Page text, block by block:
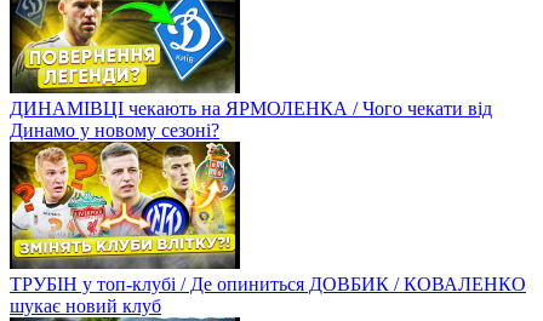
ДИНАМІВЦІ чекають на ЯРМОЛЕНКА / Чого чекати від
Динамо у новому сезоні?
ТРУБІН у топ-клубі / Де опиниться ДОВБИК / КОВАЛЕНКО
шукає новий клуб